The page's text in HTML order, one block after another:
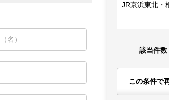
JR京浜東北・
該当件数
この条件で